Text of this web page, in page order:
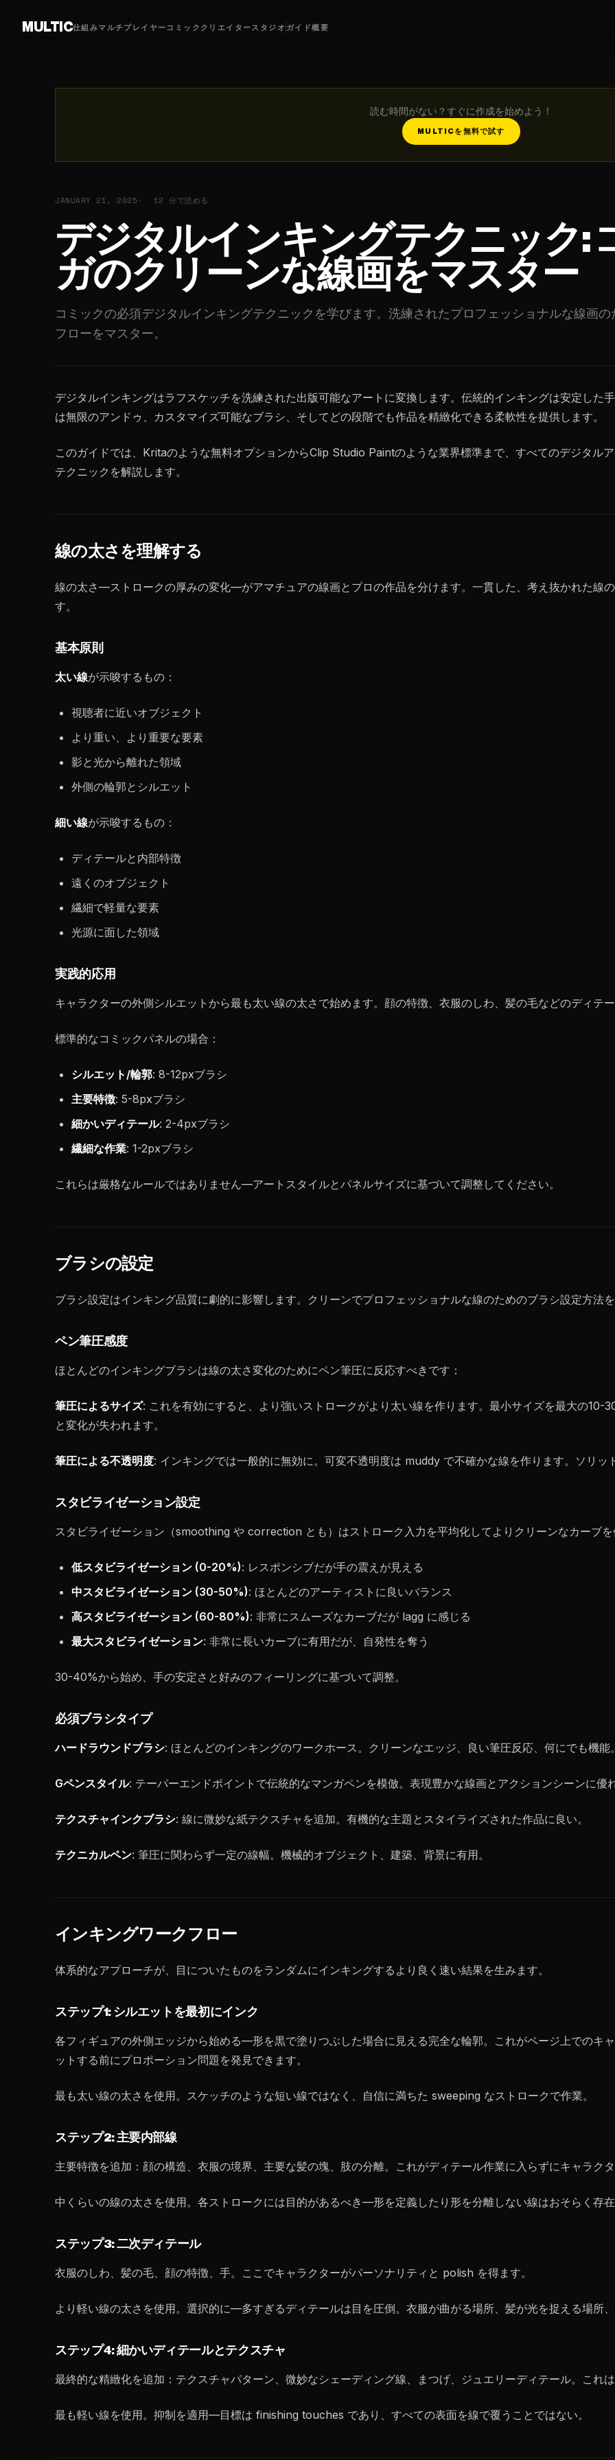
MULTIC仕組みマルチプレイヤーコミック クリエイター スタジオ ガイド概要
読む時間がない？すぐに作成を始めよう！
MULTICを無料で試す
JANUARY 21, 2025 12 分で読める
デジタルインキングテクニック:
ガのクリーンな線画をマスター
コミックの必須デジタルインキングテクニックを学びます。洗練されたプロフェッショナルな線画
フローをマスター。
デジタルインキングはラフスケッチを洗練された出版可能なアートに変換します。伝統的インキングは安定した
は無限のアンドゥ、カスタマイズ可能なブラシ、そしてどの段階でも作品を精緻化できる柔軟性を提供します。
このガイドでは、Kritaのような無料オプションからClip Studio Paintのような業界標準まで、すべてのデジタル
テクニックを解説します。
線の太さを理解する
線の太さ—ストロークの厚みの変化—がアマチュアの線画とプロの作品を分けます。一貫した、考え抜かれた線
す。
基本原則
太い線が示唆するもの：
視聴者に近いオブジェクト
より重い、より重要な要素
影と光から離れた領域
外側の輪郭とシルエット
細い線が示唆するもの：
ディテールと内部特徴
遠くのオブジェクト
繊細で軽量な要素
光源に面した領域
実践的応用
キャラクターの外側シルエットから最も太い線の太さで始めます。顔の特徴、衣服のしわ、髪の毛などのディテ
標準的なコミックパネルの場合：
シルエット/輪郭: 8-12pxブラシ
主要特徴: 5-8pxブラシ
細かいディテール: 2-4pxブラシ
繊細な作業: 1-2pxブラシ
これらは厳格なルールではありません—アートスタイルとパネルサイズに基づいて調整してください。
ブラシの設定
ブラシ設定はインキング品質に劇的に影響します。クリーンでプロフェッショナルな線のためのブラシ設定方法を
ペン筆圧感度
ほとんどのインキングブラシは線の太さ変化のためにペン筆圧に反応すべきです：
筆圧によるサイズ: これを有効にすると、より強いストロークがより太い線を作ります。最小サイズを最大の
と変化が失われます。
筆圧による不透明度: インキングでは一般的に無効に。可変不透明度は muddy で不確かな線を作ります。ソリッ
スタビライゼーション設定
スタビライゼーション（smoothing や correction とも）はストローク入力を平均化してよりクリーンなカーブを
低スタビライゼーション (0-20%): レスポンシブだが手の震えが見える
中スタビライゼーション (30-50%): ほとんどのアーティストに良いバランス
高スタビライゼーション (60-80%): 非常にスムーズなカーブだが lagg に感じる
最大スタビライゼーション: 非常に長いカーブに有用だが、自発性を奪う
30-40%から始め、手の安定さと好みのフィーリングに基づいて調整。
必須ブラシタイプ
ハードラウンドブラシ: ほとんどのインキングのワークホース。クリーンなエッジ、良い筆圧反応、何にでも機能。
Gペンスタイル: テーパーエンドポイントで伝統的なマンガペンを模倣。表現豊かな線画とアクションシーンに優れ
テクスチャインクブラシ: 線に微妙な紙テクスチャを追加。有機的な主題とスタイライズされた作品に良い。
テクニカルペン: 筆圧に関わらず一定の線幅。機械的オブジェクト、建築、背景に有用。
インキングワークフロー
体系的なアプローチが、目についたものをランダムにインキングするより良く速い結果を生みます。
ステップ1: シルエットを最初にインク
各フィギュアの外側エッジから始める—形を黒で塗りつぶした場合に見える完全な輪郭。これがページ上でのキ
ットする前にプロポーション問題を発見できます。
最も太い線の太さを使用。スケッチのような短い線ではなく、自信に満ちた sweeping なストロークで作業。
ステップ2: 主要内部線
主要特徴を追加：顔の構造、衣服の境界、主要な髪の塊、肢の分離。これがディテール作業に入らずにキャラクタ
中くらいの線の太さを使用。各ストロークには目的があるべき—形を定義したり形を分離しない線はおそらく存在
ステップ3: 二次ディテール
衣服のしわ、髪の毛、顔の特徴、手。ここでキャラクターがパーソナリティと polish を得ます。
より軽い線の太さを使用。選択的に—多すぎるディテールは目を圧倒。衣服が曲がる場所、髪が光を捉える場所
ステップ4: 細かいディテールとテクスチャ
最終的な精緻化を追加：テクスチャパターン、微妙なシェーディング線、まつげ、ジュエリーディテール。これ
最も軽い線を使用。抑制を適用—目標は finishing touches であり、すべての表面を線で覆うことではない。